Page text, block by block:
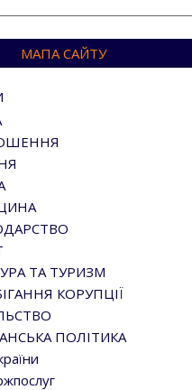
МАПА САЙТУ
ТА ТУРИЗМ
КОРУПЦІЇ
ПОЛІТИКА